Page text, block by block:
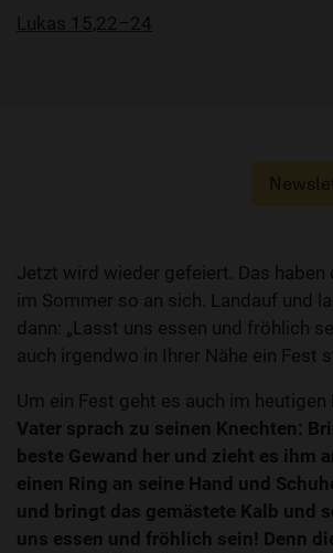
Lukas 15,22–24
Jetzt wird wieder gefeiert. Das haben
im Sommer so an sich. Landauf und
dann: „Lasst uns essen und fröhlich
auch irgendwo in Ihrer Nähe ein Fest
Um ein Fest geht es auch im heutigen
Vater sprach zu seinen Knechten:
beste Gewand her und zieht es ihm
einen Ring an seine Hand und
und bringt das gemästete Kalb und
uns essen und fröhlich sein! Denn